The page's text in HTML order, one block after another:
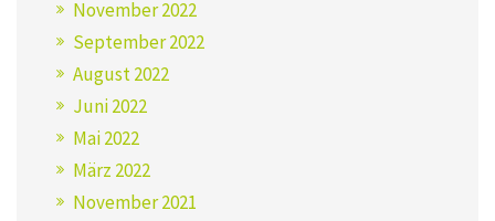
November 2022
September 2022
August 2022
Juni 2022
Mai 2022
März 2022
November 2021